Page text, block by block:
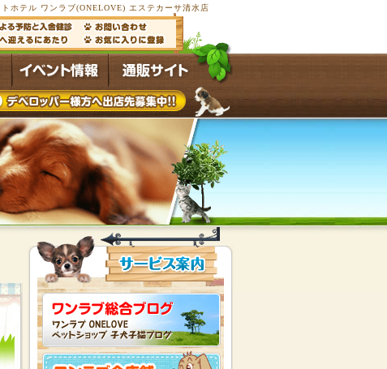
ホテル ワンラブ(ONELOVE) エステカーサ清水店